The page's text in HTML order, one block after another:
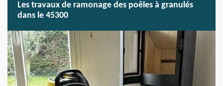
Les travaux de ramonage des poêles à granulés
dans le 45300